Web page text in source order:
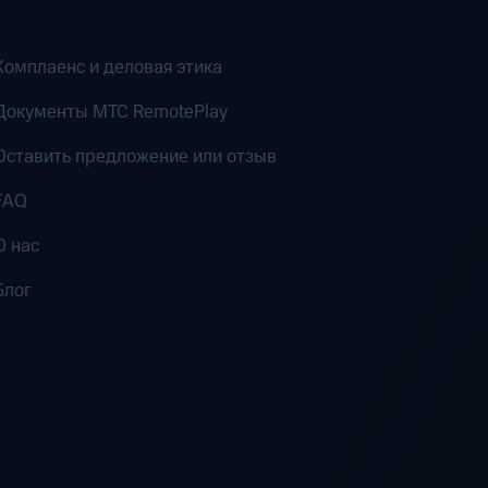
и деловая этика
MTC RemotePlay
предложение или отзыв
нас